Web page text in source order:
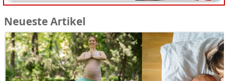
Neueste Artikel